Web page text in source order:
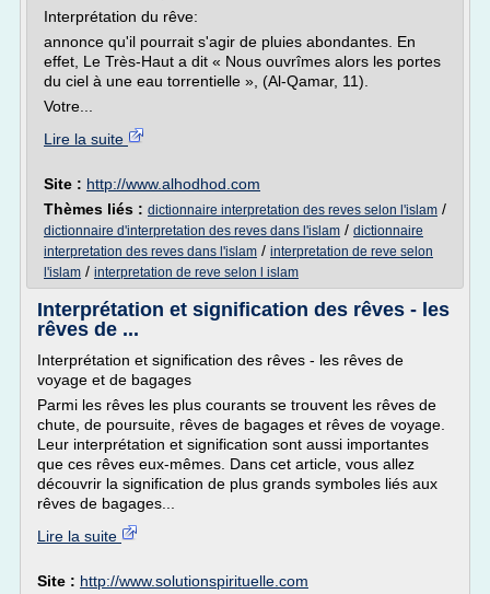
Interprétation du rêve:
annonce qu'il pourrait s'agir de pluies abondantes. En
effet, Le Très-Haut a dit « Nous ouvrîmes alors les portes
du ciel à une eau torrentielle », (Al-Qamar, 11).
Votre...
Lire la suite
Site : http://www.alhodhod.com
Thèmes liés : dictionnaire interpretation des reves selon l'islam /
dictionnaire d'interpretation des reves dans l'islam / dictionnaire
interpretation des reves dans l'islam / interpretation de reve selon
l'islam / interpretation de reve selon l islam
Interprétation et signification des rêves - les
rêves de ...
Interprétation et signification des rêves - les rêves de
voyage et de bagages
Parmi les rêves les plus courants se trouvent les rêves de
chute, de poursuite, rêves de bagages et rêves de voyage.
Leur interprétation et signification sont aussi importantes
que ces rêves eux-mêmes. Dans cet article, vous allez
découvrir la signification de plus grands symboles liés aux
rêves de bagages...
Lire la suite
Site : http://www.solutionspirituelle.com